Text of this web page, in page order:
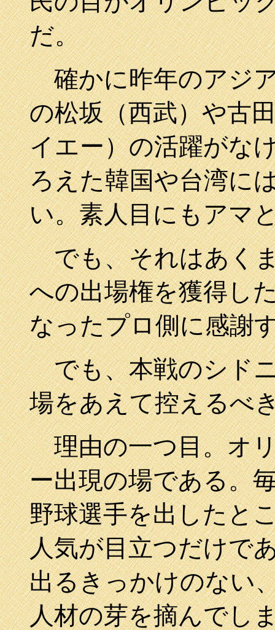
だ。
確かに昨年のアジ
の松坂（西武）や古
イエー）の活躍がな
ろえた韓国や台湾に
い。素人目にもアマ
でも、それはあく
への出場権を獲得し
なったプロ側に感謝
でも、本戦のシド
場をあえて控えるべ
理由の一つ目。オ
ー出現の場である。
野球選手を出したと
人気が目立つだけで
出るきっかけのない
人材の芽を摘んでし